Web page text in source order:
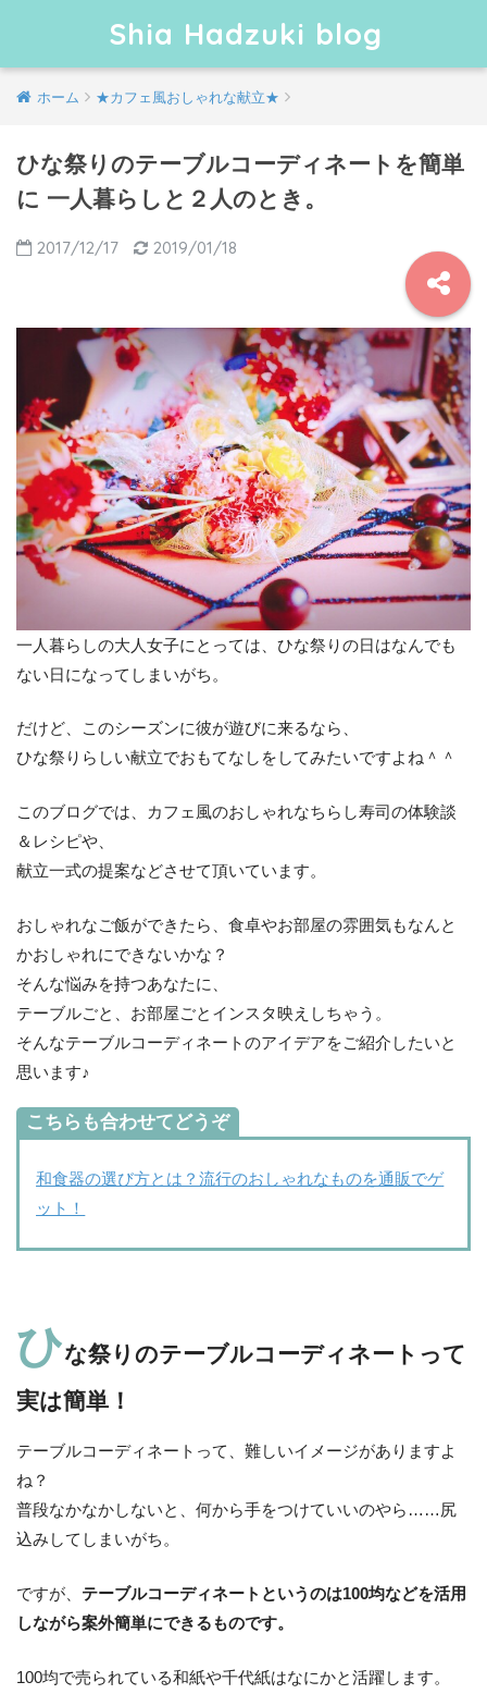
Shia Hadzuki blog
ホーム ★カフェ風おしゃれな献立★
ひな祭りのテーブルコーディネートを簡単
に 一人暮らしと２人のとき。
2017/12/17 2019/01/18
一人暮らしの大人女子にとっては、ひな祭りの日はなんでも
ない日になってしまいがち。
だけど、このシーズンに彼が遊びに来るなら、
ひな祭りらしい献立でおもてなしをしてみたいですよね＾＾
このブログでは、カフェ風のおしゃれなちらし寿司の体験談
＆レシピや、
献立一式の提案などさせて頂いています。
おしゃれなご飯ができたら、食卓やお部屋の雰囲気もなんと
かおしゃれにできないかな？
そんな悩みを持つあなたに、
テーブルごと、お部屋ごとインスタ映えしちゃう。
そんなテーブルコーディネートのアイデアをご紹介したいと
思います♪
こちらも合わせてどうぞ
和食器の選び方とは？流行のおしゃれなものを通販でゲ
ット！
ひな祭りのテーブルコーディネートって
実は簡単！
テーブルコーディネートって、難しいイメージがありますよ
ね？
普段なかなかしないと、何から手をつけていいのやら……尻
込みしてしまいがち。
ですが、 テーブルコーディネートというのは100均などを活用
しながら案外簡単にできるものです。
100均で売られている和紙や千代紙はなにかと活躍します。